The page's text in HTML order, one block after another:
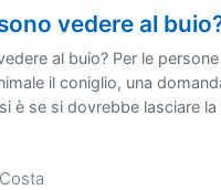
vedere al
al buio? Per le
il coniglio, una
è se si dovrebbe lasciare la